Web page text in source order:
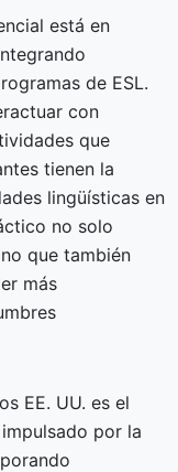
está en
de ESL.
con
que
tienen la
lingüísticas en
no solo
que también
más
EE. UU. es el
por la